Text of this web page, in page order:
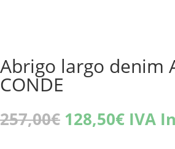
Abrigo largo denim
CONDE
257,00€ El
precio
128,50€El
precio
IVA